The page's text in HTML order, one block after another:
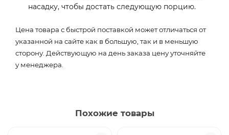
насадку, чтобы достать следующую порцию.
Цена товара с быстрой поставкой может отличаться от
указанной на сайте как в большую, так и в меньшую
сторону. Действующую на день заказа цену уточняйте
у менеджера.
Похожие товары